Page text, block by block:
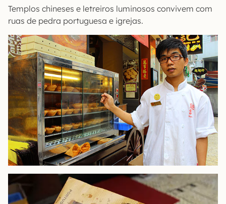
Templos chineses e letreiros luminosos convivem com
ruas de pedra portuguesa e igrejas.